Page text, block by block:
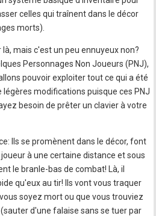
celles qui traînent dans le décor
morts).
mais c'est un peu ennuyeux non?
Personnages Non Joueurs (PNJ),
pouvoir exploiter tout ce qui a été
légères modifications puisque ces PNJ
besoin de prêter un clavier à votre
Ils se promènent dans le décor, font
à une certaine distance et sous
le branle-bas de combat! Là, il
qu'eux au tir! Ils vont vous traquer
soyez mort ou que vous trouviez
d'une falaise sans se tuer par